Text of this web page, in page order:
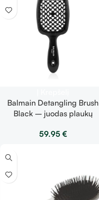
Balmain Detangling Brush
Black – juodas plaukų
59.95 €